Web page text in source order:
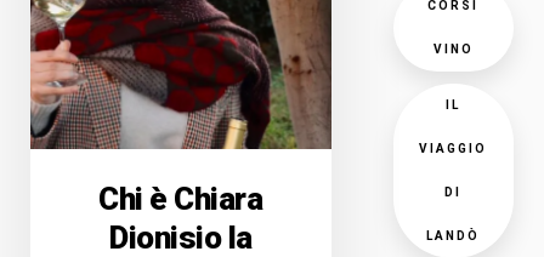
Chi è Chiara
Dionisio la
CORSI
VINO
IL
VIAGGIO
DI
LANDÒ